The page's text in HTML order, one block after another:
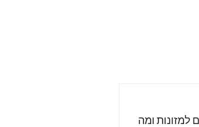
ומה הם צריכים לנסות קודם?